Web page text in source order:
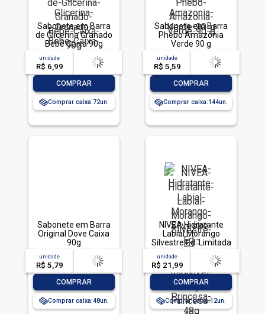
Sabonete em Barra
de Glicerina Granado
Bebê Caixa 90g
unidade
R$ 6,99
acima de
-- --,--un.
COMPRAR
Comprar caixa:72
Sabonete em Barra
Phebo Amazônia
Verde 90 g
unidade
R$ 5,59
acima de
-- --,--un.
COMPRAR
Comprar caixa:144
Sabonete em Barra
Original Dove Caixa
90g
unidade
R$ 5,79
acima de
-- --,--un.
COMPRAR
Comprar caixa:48
NIVEA Hidratante
Labial Morango
Silvestre Ed. Limitada
Rapunzel Disney®
Princesa 4,8g
unidade
R$ 21,99
acima de
-- --,--un.
COMPRAR
Comprar caixa:12